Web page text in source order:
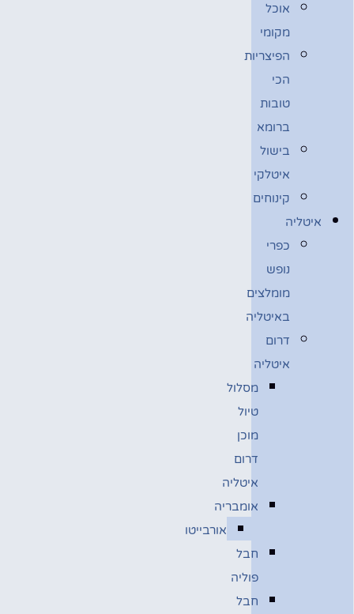
אוכל
מקומי
הפיצריות
הכי
טובות
ברומא
בישול
איטלקי
קינוחים
איטליה
כפרי
נופש
מומלצים
באיטליה
דרום
איטליה
מסלול
טיול
מוכן
דרום
איטליה
אומבריה
אורבייטו
חבל
פוליה
חבל